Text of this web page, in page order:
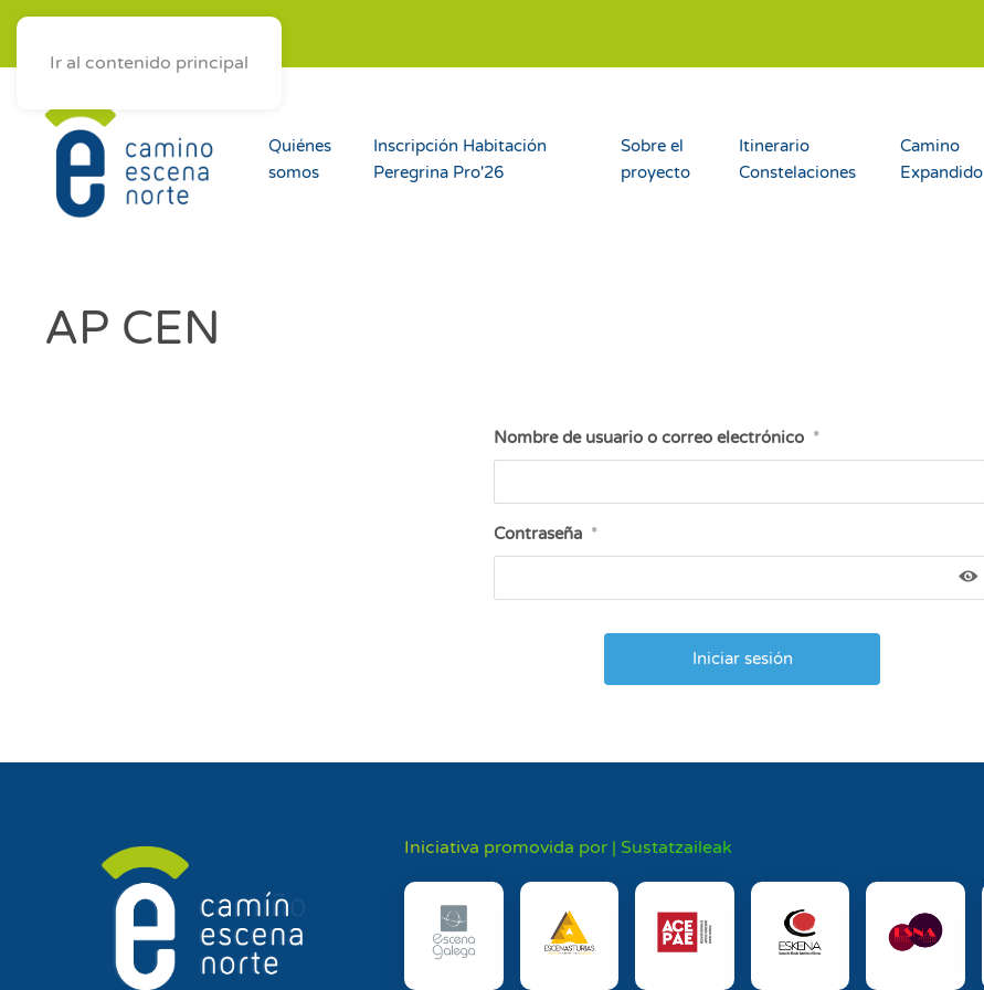
Ir al contenido principal
Quiénes
somos
Inscripción Habitación
Peregrina Pro'26
Sobre el
proyecto
Itinerario
Constelaciones
Camino
Expandido
AP CEN
Nombre de usuario o correo electrónico *
Contraseña *
Iniciativa promovida por | Sustatzaileak